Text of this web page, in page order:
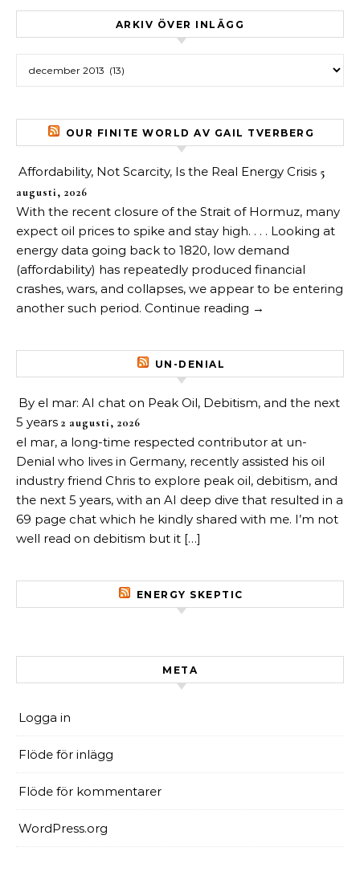
ARKIV ÖVER INLÄGG
OUR FINITE WORLD AV GAIL TVERBERG
Affordability, Not Scarcity, Is the Real Energy Crisis 5
augusti, 2026
With the recent closure of the Strait of Hormuz, many
expect oil prices to spike and stay high. . . . Looking at
energy data going back to 1820, low demand
(affordability) has repeatedly produced financial
crashes, wars, and collapses, we appear to be entering
another such period. Continue reading →
UN-DENIAL
By el mar: AI chat on Peak Oil, Debitism, and the next
5 years 2 augusti, 2026
el mar, a long-time respected contributor at un-
Denial who lives in Germany, recently assisted his oil
industry friend Chris to explore peak oil, debitism, and
the next 5 years, with an AI deep dive that resulted in a
69 page chat which he kindly shared with me. I’m not
well read on debitism but it […]
ENERGY SKEPTIC
META
Logga in
Flöde för inlägg
Flöde för kommentarer
WordPress.org